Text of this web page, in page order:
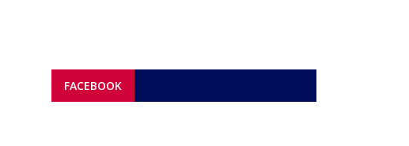
FACEBOOK